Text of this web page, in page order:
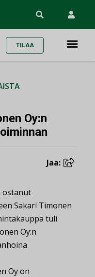
TILAA
Oy:n
Jaa:
ostanut
Sakari Timonen
tuli
Oy:n
Oy on